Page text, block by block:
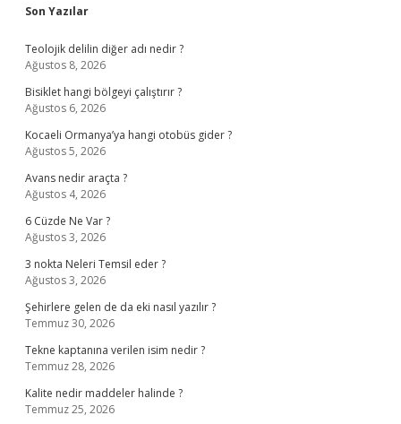
Sidebar
Son Yazılar
Teolojik delilin diğer adı nedir ?
Ağustos 8, 2026
Bisiklet hangi bölgeyi çalıştırır ?
Ağustos 6, 2026
Kocaeli Ormanya’ya hangi otobüs gider ?
Ağustos 5, 2026
Avans nedir araçta ?
Ağustos 4, 2026
6 Cüzde Ne Var ?
Ağustos 3, 2026
3 nokta Neleri Temsil eder ?
Ağustos 3, 2026
Şehirlere gelen de da eki nasıl yazılır ?
Temmuz 30, 2026
Tekne kaptanına verilen isim nedir ?
Temmuz 28, 2026
Kalite nedir maddeler halinde ?
Temmuz 25, 2026